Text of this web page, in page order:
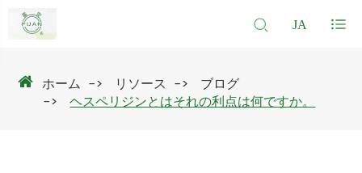
JA
ホーム リソース
ブログ
ヘスペリジンとはそれの利点は何ですか。